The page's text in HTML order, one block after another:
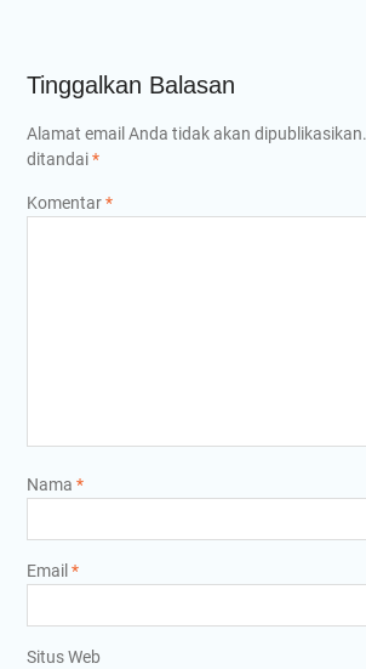
Tinggalkan Balasan
Alamat email Anda tidak akan dipublikasikan.
ditandai*
Komentar*
Nama *
Email *
Situs Web